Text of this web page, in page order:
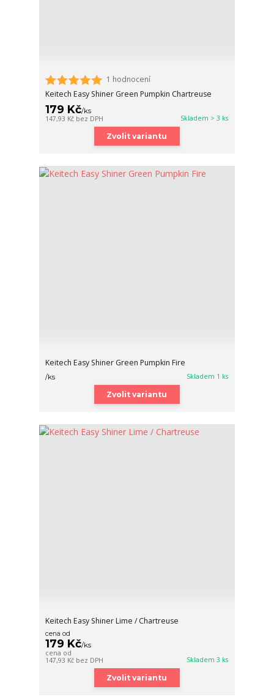
1 hodnocení
Keitech Easy Shiner Green Pumpkin Chartreuse
179 Kč/ks
147,93 Kč bez DPH Skladem > 3 ks
Zvolit variantu
Keitech Easy Shiner Green Pumpkin Fire
/ks Skladem 1 ks
Zvolit variantu
Keitech Easy Shiner Lime / Chartreuse
cena od
179 Kč/ks
cena od
147,93 Kč bez DPH Skladem 3 ks
Zvolit variantu